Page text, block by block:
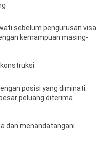
sebelum pengurusan visa.
kemampuan masing-
posisi yang diminati.
peluang diterima
dan menandatangani